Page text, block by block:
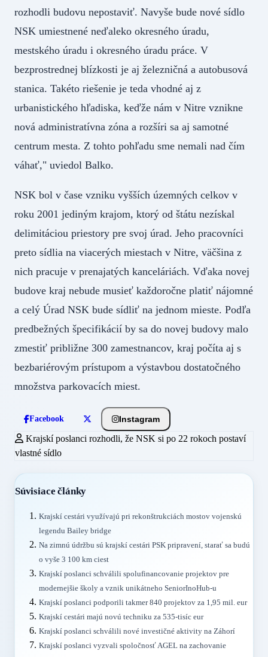
rozhodli budovu nepostaviť. Navyše bude nové sídlo
NSK umiestnené neďaleko okresného úradu,
mestského úradu i okresného úradu práce. V
bezprostrednej blízkosti je aj železničná a autobusová
stanica. Takéto riešenie je teda vhodné aj z
urbanistického hľadiska, keďže nám v Nitre vznikne
nová administratívna zóna a rozšíri sa aj samotné
centrum mesta. Z tohto pohľadu sme nemali nad čím
váhať," uviedol Balko.
NSK bol v čase vzniku vyšších územných celkov v
roku 2001 jediným krajom, ktorý od štátu nezískal
delimitáciou priestory pre svoj úrad. Jeho pracovníci
preto sídlia na viacerých miestach v Nitre, väčšina z
nich pracuje v prenajatých kanceláriách. Vďaka novej
budove kraj nebude musieť každoročne platiť nájomné
a celý Úrad NSK bude sídliť na jednom mieste. Podľa
predbežných špecifikácií by sa do novej budovy malo
zmestiť približne 300 zamestnancov, kraj počíta aj s
bezbariérovým prístupom a výstavbou dostatočného
množstva parkovacích miest.
Facebook Instagram
Krajskí poslanci rozhodli, že NSK si po 22 rokoch postaví
vlastné sídlo
Súvisiace články
Krajskí cestári využívajú pri rekonštrukciách mostov vojenskú
legendu Bailey bridge
Na zimnú údržbu sú krajskí cestári PSK pripravení, starať sa budú
o vyše 3 100 km ciest
Krajskí poslanci schválili spolufinancovanie projektov pre
modernejšie školy a vznik unikátneho SeniorInoHub-u
Krajskí poslanci podporili takmer 840 projektov za 1,95 mil. eur
Krajskí cestári majú novú techniku za 535-tisíc eur
Krajskí poslanci schválili nové investičné aktivity na Záhorí
Krajskí poslanci vyzvali spoločnosť AGEL na zachovanie